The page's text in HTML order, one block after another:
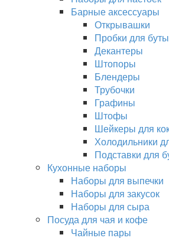
Барные аксессуары
Открывашки
Пробки для
Декантеры
Штопоры
Блендеры
Трубочки
Графины
Штофы
Шейкеры для
Холодильники
Подставки для
Кухонные наборы
Наборы для выпечки
Наборы для закусок
Наборы для сыра
Посуда для чая и кофе
Чайные пары